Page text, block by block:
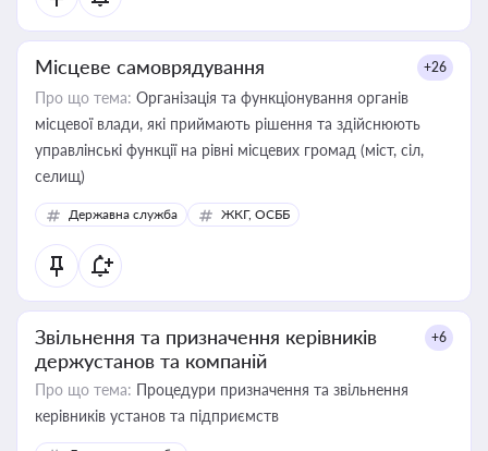
Місцеве самоврядування +26
Про що тема: Організація та функціонування органів
місцевої влади, які приймають рішення та здійснюють
управлінські функції на рівні місцевих громад (міст, сіл,
селищ)
Державна служба ЖКГ, ОСББ
Звільнення та призначення керівників
держустанов та компаній
+6
Про що тема: Процедури призначення та звільнення
керівників установ та підприємств